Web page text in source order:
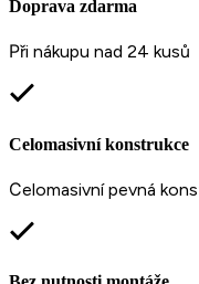
Doprava zdarma
Při nákupu nad 24 kusů
Celomasivní konstrukce
Celomasivní pevná